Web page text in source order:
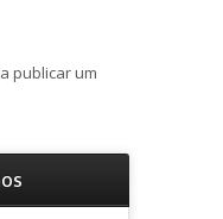
publicar um